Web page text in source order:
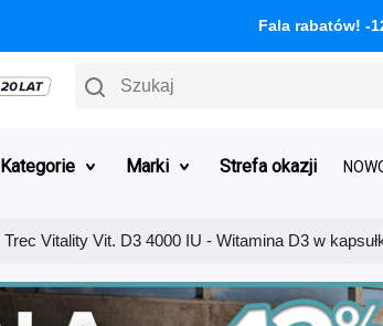
Fala rabatów! -
Szukaj
Kategorie Marki Strefa okazji
Trec Vitality Vit. D3 4000 IU - Witamina D3 w